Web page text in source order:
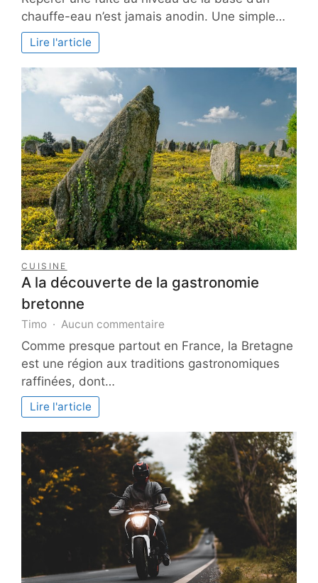
pour
identifier
à
d’un
eau
chauffe-eau n’est jamais anodin. Une simple…
Lire l'article
CUISINE
A la découverte de la gastronomie
bretonne
Timo Aucun commentaire
la
découverte
bretonne
Comme presque partout en France, la Bretagne
est une région aux traditions gastronomiques
raffinées, dont…
Lire l'article